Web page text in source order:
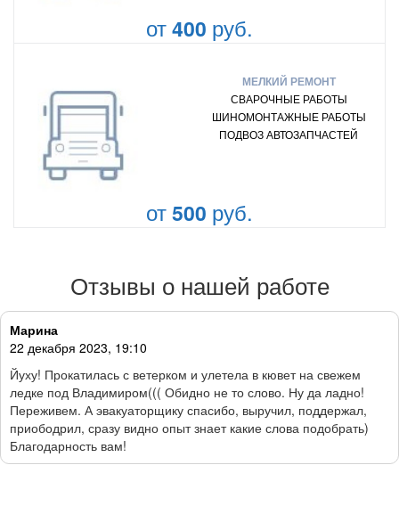
от400 руб.
МЕЛКИЙ РЕМОНТ
СВАРОЧНЫЕ РАБОТЫ
ШИНОМОНТАЖНЫЕ РАБОТЫ
ПОДВОЗ АВТОЗАПЧАСТЕЙ
от500 руб.
Отзывы о нашей работе
Марина
22 декабря 2023, 19:10
Йуху! Прокатилась с ветерком и улетела в кювет на свежем
ледке под Владимиром((( Обидно не то слово. Ну да ладно!
Переживем. А эвакуаторщику спасибо, выручил, поддержал,
приободрил, сразу видно опыт знает какие слова подобрать)
Благодарность вам!